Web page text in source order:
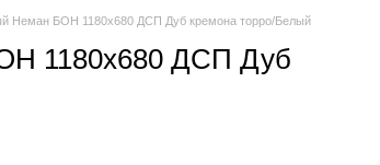
Неман БОН 1180х680 ДСП Дуб кремона торро/Белый
1180х680 ДСП Дуб